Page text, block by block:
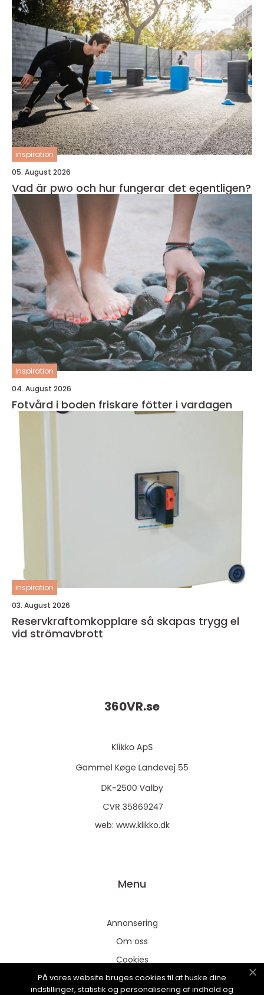
inspiration
05. August 2026
Vad är pwo och hur fungerar det egentligen?
inspiration
04. August 2026
Fotvård i boden friskare fötter i vardagen
inspiration
03. August 2026
Reservkraftomkopplare så skapas trygg el
vid strömavbrott
360VR.se
web: www.klikko.dk
Menu
Annonsering
Om oss
Cookies
Kontakta oss
På vores website bruges cookies til at huske dine
indstillinger, statistik og personalisering af indhold og